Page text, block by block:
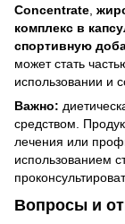
Concentrate
комплекс в
спортивную
может стать
использовании и
Важно:
средством.
лечения или
использованием
Вопросы и